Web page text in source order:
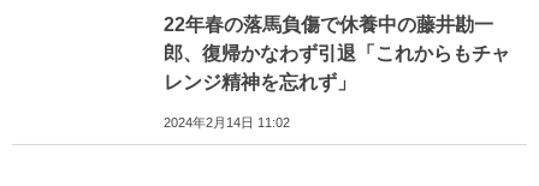
22年春の落馬負傷で休養中の藤井勘一
郎、復帰かなわず引退「これからもチャ
レンジ精神を忘れず」
2024年2月14日 11:02